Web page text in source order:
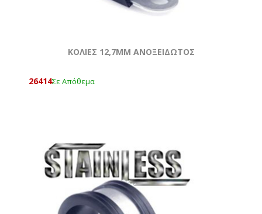
ΚΟΛΙΕΣ 12,7MM ΑΝΟΞΕΙΔΩΤΟΣ
26414Σε Απόθεμα